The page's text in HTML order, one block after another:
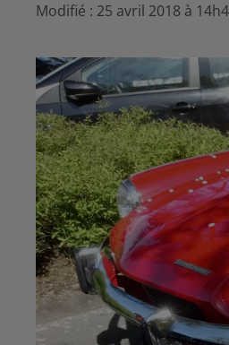
Modifié : 25 avril 2018 à